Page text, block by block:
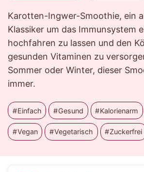
Karotten-Ingwer-Smoothie, ein
Klassiker um das Immunsystem
hochfahren zu lassen und den
gesunden Vitaminen zu
Sommer oder Winter, dieser
immer.
Einfach Gesund Kalorienarm
Vegan Vegetarisch Zuckerfrei